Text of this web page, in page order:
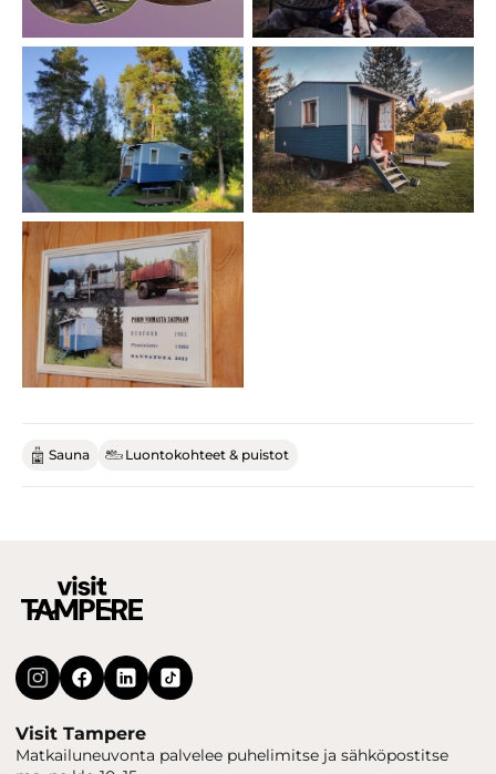
Sauna Luontokohteet & puistot
Visit Tampere
Matkailuneuvonta palvelee puhelimitse ja sähköpostitse